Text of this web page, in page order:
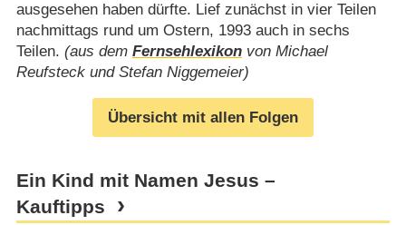
ausgesehen haben dürfte. Lief zunächst in vier Teilen
nachmittags rund um Ostern, 1993 auch in sechs
Teilen. (aus dem Fernsehlexikonvon Michael
Reufsteck und Stefan Niggemeier)
Übersicht mit allen Folgen
Ein Kind mit Namen Jesus –
Kauftipps